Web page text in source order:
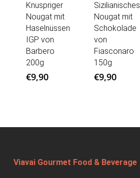
Knuspriger
Nougat mit
Haselnüssen
IGP von
Barbero
200g
€9,90
Sizilianisches
Nougat mit
Schokolade
von
Fiasconaro
150g
€9,90
Viavai Gourmet Food & Beverage